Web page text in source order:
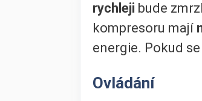
rychleji bude
kompresoru mají
energie. Pokud
Ovládání